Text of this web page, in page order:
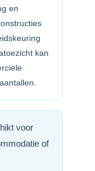
en
kan
voor
of